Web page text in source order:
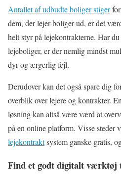
Antallet af udbudte boliger stigerfor
dem, der lejer boliger ud, er det
helt styr på lejekontrakterne. Har
lejeboliger, er der nemlig mindst
dyr og ærgerlig fejl.
Derudover kan det også spare dig
overblik over lejere og kontrakter.
løsning kan altså være værd at
på en online platform. Visse steder
lejekontraktsystem ganske gratis,
Find et godt digitalt værktøj